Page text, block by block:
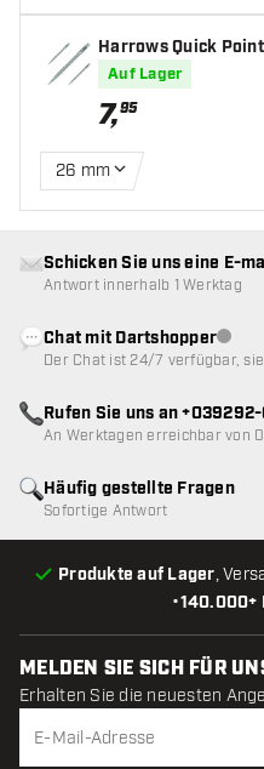
Harrows Quick
avy Metal Grip Silver
Auf Lager
7,95
26 mm
•140.000+
Produkte auf Lager,
Häufig gestellte Fragen
Sofortige Antwort
Schicken Sie uns eine E-
Antwort innerhalb 1 Werktag
Chat mit Dartshopper
Der Chat ist 24/7 verfügbar,
Rufen Sie uns an
An Werktagen erreichbar von
MELDEN SIE SICH FÜR
Erhalten Sie die neuesten